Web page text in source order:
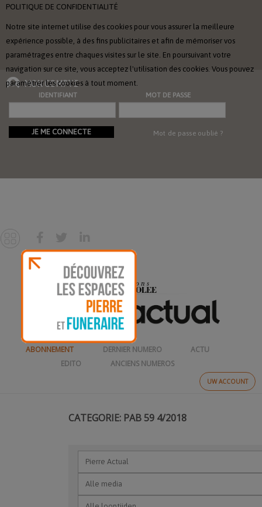
POLITIQUE DE CONFIDENTIALITÉ
Notre site internet utilise des cookies pour vous assurer la meilleure
expérience possible, à des fins publicitaires et afin de mémoriser vos
paramétrages entre chaques visites sur le site. En poursuivant votre
navigation sur ce site, vous acceptez l'utilisation des cookies. Vous pouvez
paramétrer les cookies à tout moment.
MON COMPTE
IDENTIFIANT MOT DE PASSE
JE ME CONNECTE Mot de passe oublié ?
UW ACCOUNT
ABONNEMENT DERNIER NUMERO
ACTU
EDITO
ANCIENS NUMEROS
CATEGORIE: PAB 59 4/2018